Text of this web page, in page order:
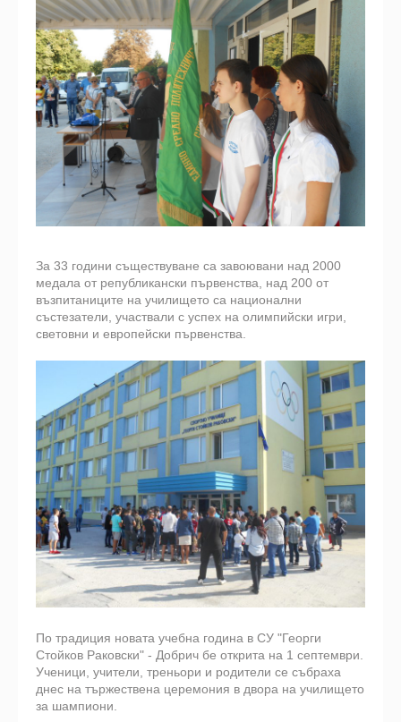
За 33 години съществуване са завоювани над 2000
медала от републикански първенства, над 200 от
възпитаниците на училището са национални
състезатели, участвали с успех на олимпийски игри,
световни и европейски първенства.
По традиция новата учебна година в СУ "Георги
Стойков Раковски" - Добрич бе открита на 1 септември.
Ученици, учители, треньори и родители се събраха
днес на тържествена церемония в двора на училището
за шампиони.